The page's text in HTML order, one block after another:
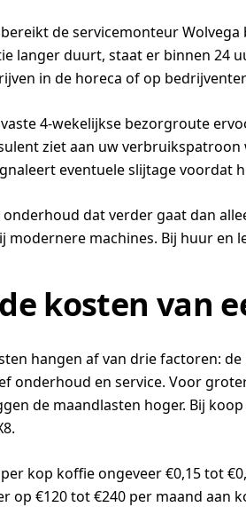
de servicemonteur
langer duurt, staat er binnen 24
in de horeca of op
4-wekelijkse bezorgroute
ziet aan uw
eventuele slijtage voordat
dat verder gaat dan
modernere machines. Bij huur en
kosten van
hangen af van drie factoren:
onderhoud en service. Voor
de maandlasten hoger. Bij
kop koffie ongeveer €0,15 tot
op €120 tot €240 per maand aan